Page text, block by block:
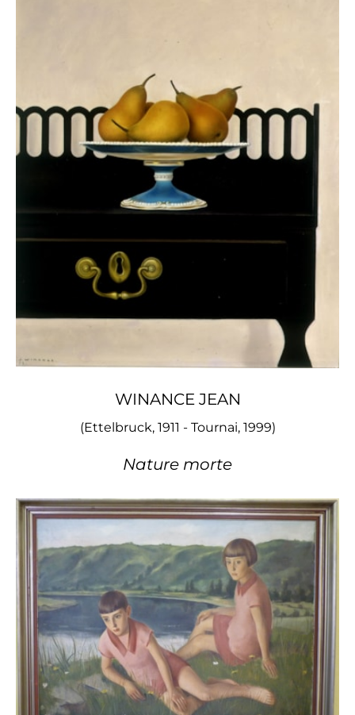
WINANCE JEAN
(Ettelbruck, 1911 - Tournai, 1999)
Nature morte